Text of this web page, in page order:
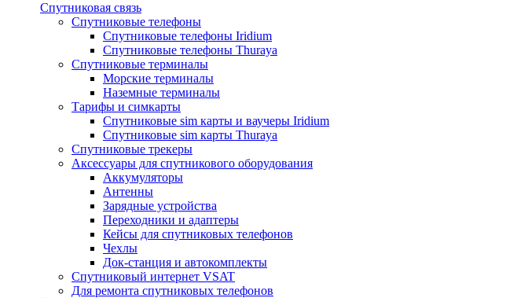
Спутниковая связь
Спутниковые телефоны
Спутниковые телефоны Iridium
Спутниковые телефоны Thuraya
Спутниковые терминалы
Морские терминалы
Наземные терминалы
Тарифы и симкарты
Спутниковые sim карты и ваучеры Iridium
Спутниковые sim карты Thuraya
Спутниковые трекеры
Аксессуары для спутникового оборудования
Аккумуляторы
Антенны
Зарядные устройства
Переходники и адаптеры
Кейсы для спутниковых телефонов
Чехлы
Док-станция и автокомплекты
Спутниковый интернет VSAT
Для ремонта спутниковых телефонов